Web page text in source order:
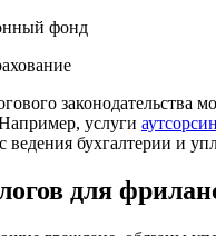
фонд
законодательства
услуги
ведения бухгалтерии и
для